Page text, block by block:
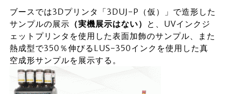
ブースでは3Dプリンタ「3DUJ-P（仮）」で造形した
サンプルの展示 （実機展示はない） と、UVインクジ
ェットプリンタを使用した表面加飾のサンプル、また
熱成型で350％伸びるLUS-350インクを使用した真
空成形サンプルを展示する。